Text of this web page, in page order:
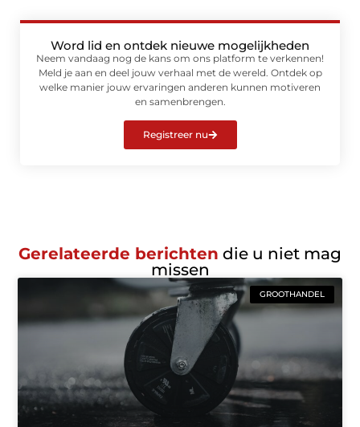
Word lid en ontdek nieuwe mogelijkheden
Neem vandaag nog de kans om ons platform te verkennen!
Meld je aan en deel jouw verhaal met de wereld. Ontdek op
welke manier jouw ervaringen anderen kunnen motiveren
en samenbrengen.
Registreer nu
Gerelateerde berichten die u niet mag
missen
GROOTHANDEL